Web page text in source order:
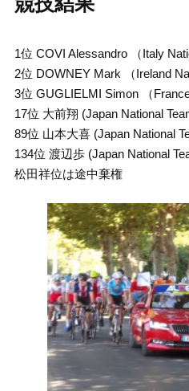
1位 COVI Alessandro （Italy
2位 DOWNEY Mark （Ireland
3位 GUGLIELMI Simon （France
17位 大前翔 (Japan National
89位 山本大喜 (Japan National
134位 渡辺歩 (Japan National
松田祥位は途中棄権